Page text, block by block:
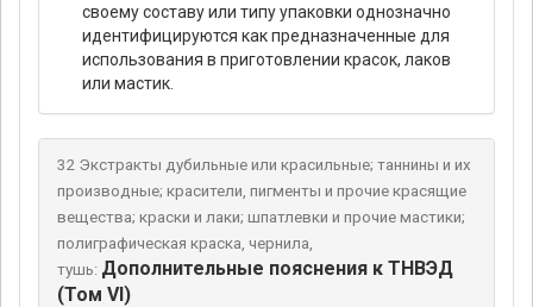
своему составу или типу упаковки однозначно
идентифицируются как предназначенные для
использования в приготовлении красок, лаков
или мастик.
32 Экстракты дубильные или красильные; таннины и их
производные; красители, пигменты и прочие красящие
вещества; краски и лаки; шпатлевки и прочие мастики;
полиграфическая краска, чернила,
тушь: Дополнительные пояснения к ТНВЭД
(Том VI)